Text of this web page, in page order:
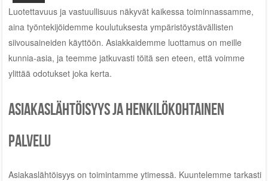
Luotettavuus ja vastuullisuus näkyvät kaikessa toiminnassamme,
aina työntekijöidemme koulutuksesta ympäristöystävällisten
siivousaineiden käyttöön. Asiakkaidemme luottamus on meille
kunnia-asia, ja teemme jatkuvasti töitä sen eteen, että voimme
ylittää odotukset joka kerta.
Asiakaslähtöisyys ja henkilökohtainen
palvelu
Asiakaslähtöisyys on toimintamme ytimessä. Kuuntelemme tarkasti